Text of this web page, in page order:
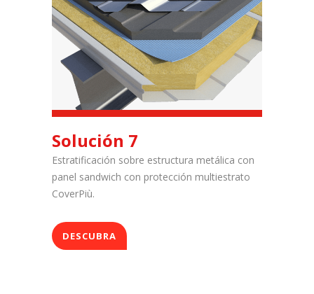
Solución 7
Estratificación sobre estructura metálica con
panel sandwich con protección multiestrato
CoverPiù.
DESCUBRA